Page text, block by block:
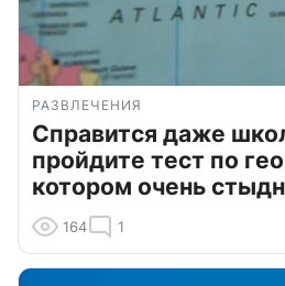
РАЗВЛЕЧЕНИЯ
Справится даже
пройдите тест по
котором очень
164 1